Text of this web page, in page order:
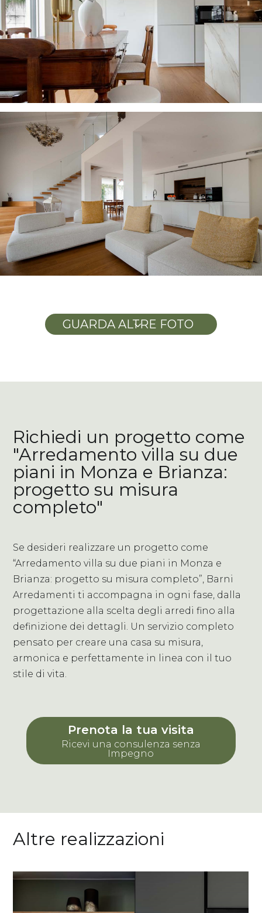
GUARDA ALTRE FOTO
3
Richiedi un progetto come
"Arredamento villa su due
piani in Monza e Brianza:
progetto su misura
completo"
Se desideri realizzare un progetto come
“Arredamento villa su due piani in Monza e
Brianza: progetto su misura completo”, Barni
Arredamenti ti accompagna in ogni fase, dalla
progettazione alla scelta degli arredi fino alla
definizione dei dettagli. Un servizio completo
pensato per creare una casa su misura,
armonica e perfettamente in linea con il tuo
stile di vita.
Prenota la tua visita
Ricevi una consulenza senza
Impegno
Altre realizzazioni